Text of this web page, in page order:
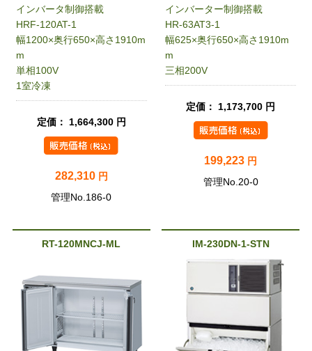
インバータ制御搭載
HRF-120AT-1
幅1200×奥行650×高さ1910m
m
単相100V
1室冷凍
定価： 1,664,300 円
282,310 円
管理No.186-0
インバーター制御搭載
HR-63AT3-1
幅625×奥行650×高さ1910m
m
三相200V
定価： 1,173,700 円
199,223 円
管理No.20-0
RT-120MNCJ-ML IM-230DN-1-STN